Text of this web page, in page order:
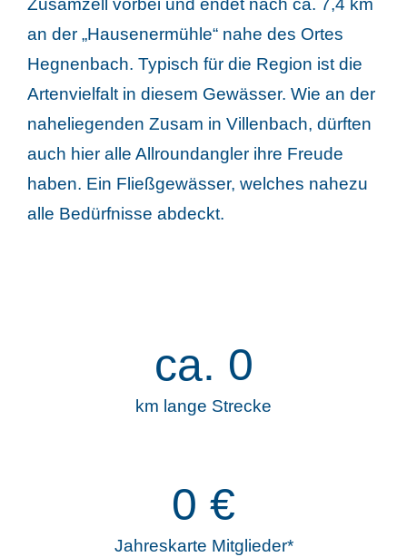
Zusamzell vorbei und endet nach ca. 7,4 km
an der „Hausenermühle“ nahe des Ortes
Hegnenbach. Typisch für die Region ist die
Artenvielfalt in diesem Gewässer. Wie an der
naheliegenden Zusam in Villenbach, dürften
auch hier alle Allroundangler ihre Freude
haben. Ein Fließgewässer, welches nahezu
alle Bedürfnisse abdeckt.
ca. 0
km lange Strecke
0 €
Jahreskarte Mitglieder*